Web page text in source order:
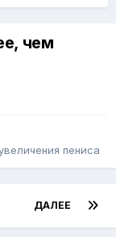
чем
пениса
ДАЛЕЕ